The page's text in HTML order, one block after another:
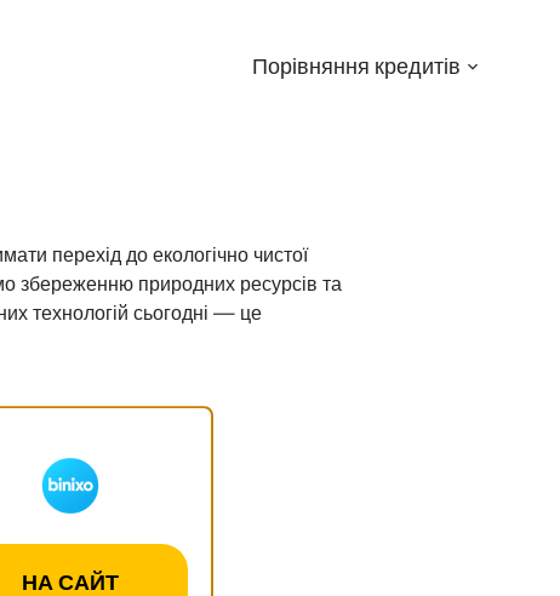
Порівняння кредитів
перехід до екологічно чистої
збереженню природних ресурсів та
технологій сьогодні — це
НА САЙТ